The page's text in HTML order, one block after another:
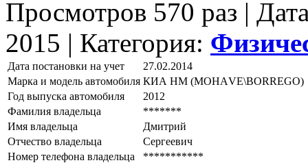
Просмотров 570 раз |
2015 | Категория:
Дата постановки на учет
27.02.2014
Марка и модель автомобиля КИА НМ (МОНАVЕ\ВОRRЕGО)
Год выпуска автомобиля
2012
Фамилия владельца
*******
Имя владельца
Дмитрий
Отчество владельца
Сергеевич
Номер телефона владельца
***********